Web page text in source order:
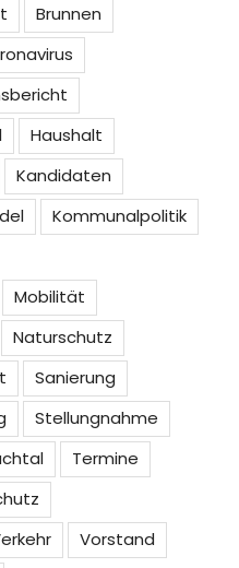
Brunnen
Haushalt
Kandidaten
Kommunalpolitik
Mobilität
Naturschutz
Sanierung
Stellungnahme
Termine
Vorstand